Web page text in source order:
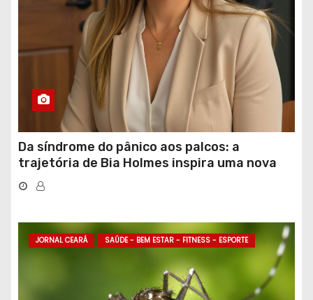
Da síndrome do pânico aos palcos: a
trajetória de Bia Holmes inspira uma nova
geração de mulheres líderes
JORNAL CEARÁ SAÚDE - BEM ESTAR - FITNESS - ESPORTE